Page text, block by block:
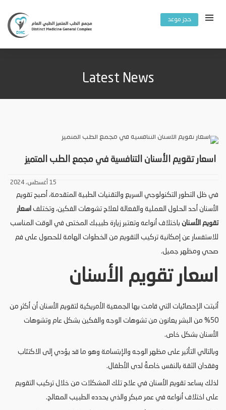
حجز موعد
Latest News
اسعار تقويم الأسنان التنافسية في مجمع الطب المتميز
15 أغسطس، 2024
في ظل التطور التكنولوجي السريع والتقنيات الطبية المتقدمة، أصبح تقويم
الأسنان أحد الحلول العملية والفعالة لعلاج تشوهات الفكين، وتختلف اسعار
تقويم الأسنان باختلاف أنواعه وتعتبر زيارة طبيبك المختص في الوقت المناسب
للاستفسار عن إمكانية تركيب التقويم من الخطوات الهامة للحصول على فم
صحي ومظهر جميل.
اسعار تقويم الأسنان
أثبتت الإحصائيات التي قامت بها الجمعية الأمريكية لتقويم الأسنان أن أكثر من
50% من البشر يعانون من تشوهات الوجه والفكين بشكل عام وتشوهات
الأسنان بشكل خاص.
وبالتالي التأثير على مظهر الوجه والإبتسامة وهو ما قد يؤدي إلى الاكتئاب
وفقدان الثقة بالنفس خاصةً لدى الأطفال.
لذلك يساعد تقويم الأسنان في علاج تلك المشكلات من خلال تركيب التقويم
على اختلاف أنواعه في عمر مبكر والذي يحدده الطبيب المعالج.